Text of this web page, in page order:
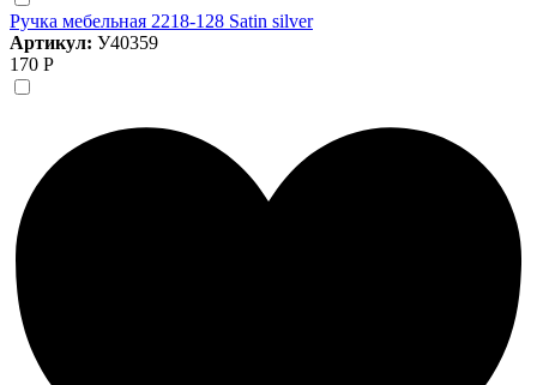
Ручка мебельная 2218-128 Satin silver
Артикул: У40359
170 Р